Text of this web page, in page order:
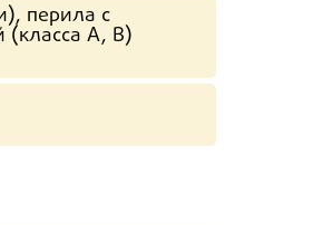
перила с
(класса А, В)